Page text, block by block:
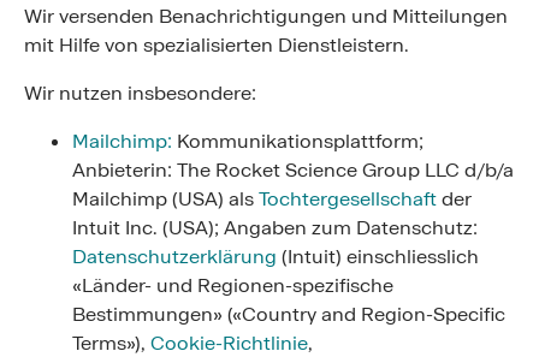
Wir versenden Benachrichtigungen und Mitteilungen
mit Hilfe von spezialisierten Dienstleistern.
Wir nutzen insbesondere:
Mailchimp: Kommunikationsplattform;
Anbieterin: The Rocket Science Group LLC d/b/a
Mailchimp (USA) alsTochtergesellschaftder
Intuit Inc. (USA); Angaben zum Datenschutz:
Datenschutzerklärung (Intuit) einschliesslich
«Länder- und Regionen-spezifische
Bestimmungen» («Country and Region-Specific
Terms»), Cookie-Richtlinie,